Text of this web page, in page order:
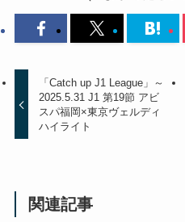
「Catch up J1 League」～
2025.5.31 J1 第19節 アビ
スパ福岡×東京ヴェルディ
ハイライト
関連記事